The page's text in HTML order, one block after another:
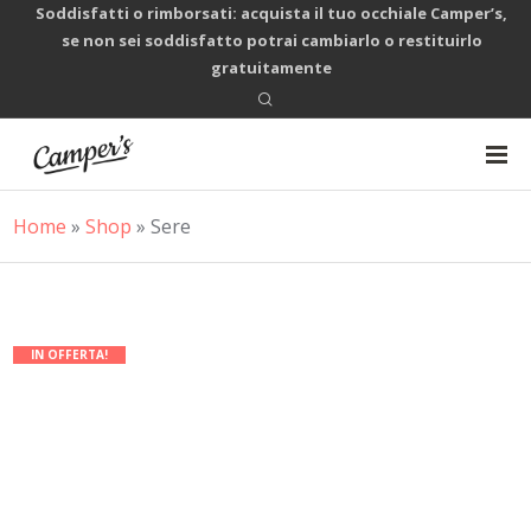
Soddisfatti o rimborsati: acquista il tuo occhiale Camper’s,
se non sei soddisfatto potrai cambiarlo o restituirlo
gratuitamente
Home »Shop »Sere
IN OFFERTA!